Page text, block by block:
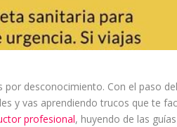
desconocimiento. Con el paso
y vas aprendiendo trucos que te
profesional, huyendo de las